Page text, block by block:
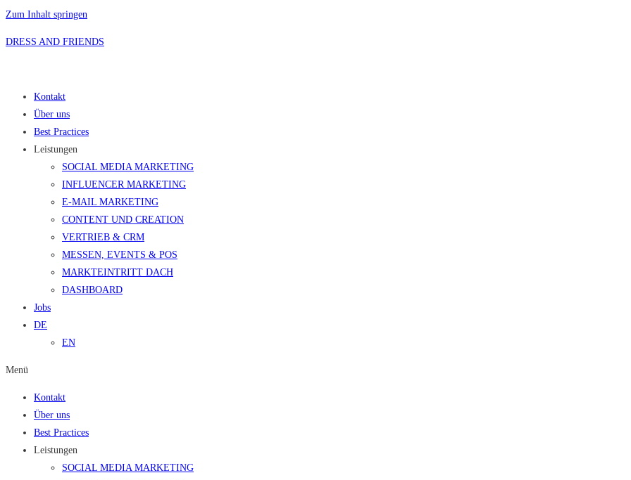
Zum Inhalt springen
DRESS AND FRIENDS
Kontakt
Über uns
Best Practices
Leistungen
SOCIAL MEDIA MARKETING
INFLUENCER MARKETING
E-MAIL MARKETING
CONTENT UND CREATION
VERTRIEB & CRM
MESSEN, EVENTS & POS
MARKTEINTRITT DACH
DASHBOARD
Jobs
DE
EN
Menü
Kontakt
Über uns
Best Practices
Leistungen
SOCIAL MEDIA MARKETING